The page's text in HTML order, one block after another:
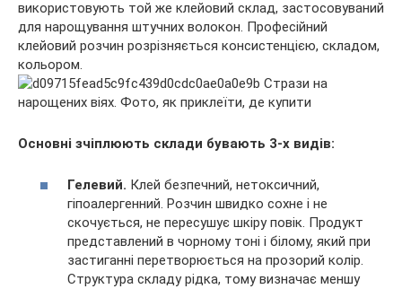
використовують той же клейовий склад, застосовуваний
для нарощування штучних волокон. Професійний
клейовий розчин розрізняється консистенцією, складом,
кольором.
Основні зчіплюють склади бувають 3-х видів:
Гелевий. Клей безпечний, нетоксичний,
гіпоалергенний. Розчин швидко сохне і не
скочується, не пересушує шкіру повік. Продукт
представлений в чорному тоні і білому, який при
застиганні перетворюється на прозорий колір.
Структура складу рідка, тому визначає меншу